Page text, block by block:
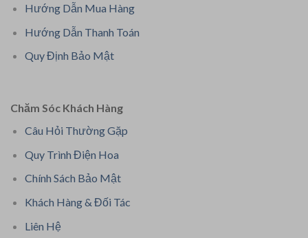
Hướng Dẫn Mua Hàng
Hướng Dẫn Thanh Toán
Quy Định Bảo Mật
Chăm Sóc Khách Hàng
Câu Hỏi Thường Gặp
Quy Trình Điện Hoa
Chính Sách Bảo Mật
Khách Hàng & Đối Tác
Liên Hệ